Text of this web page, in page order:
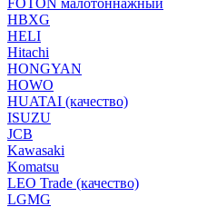
FOTON малотоннажный
HBXG
HELI
Hitachi
HONGYAN
HOWO
HUATAI (качество)
ISUZU
JCB
Kawasaki
Komatsu
LEO Trade (качество)
LGMG